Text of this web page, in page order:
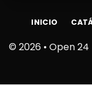
© 2026 • Open 24
INICIO